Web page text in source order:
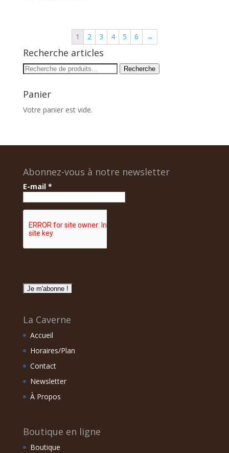
1 2 3 4 5 6 →
Recherche articles
Recherche
Recherche
Panier
Votre panier est vide.
Abonnez-vous à notre newsletter
E-mail *
La Caverne
Accueil
Horaires/Plan
Contact
Newsletter
À Propos
Boutique en ligne
Boutique